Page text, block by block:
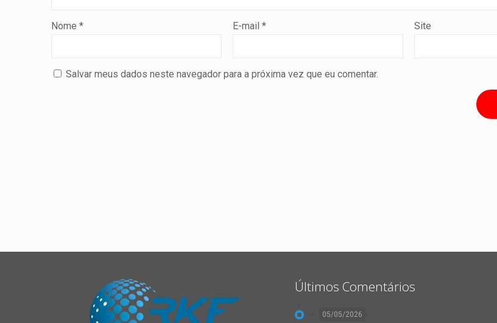
Nome * E-mail* Site
Salvar meus dados neste navegador para a próxima vez que eu comentar.
Últimos Comentários
05/05/2026